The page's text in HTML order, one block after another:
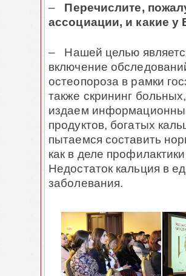
– Перечислите,
ассоциации, и какие
– Нашей целью
включение
остеопороза в рамки
также скрининг
издаем
продуктов, богатых
пытаемся составить
как в деле
Недостаток кальция в
заболевания.